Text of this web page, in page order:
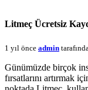
Litmeç Ücretsiz
1 yıl önce admin
Günümüzde birçok
fırsatlarını artırmak